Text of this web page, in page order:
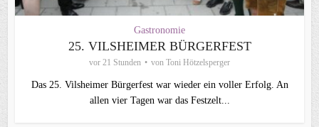
Gastronomie
25. VILSHEIMER BÜRGERFEST
vor 21 Stunden von Toni Hötzelsperger
Das 25. Vilsheimer Bürgerfest war wieder ein voller Erfolg. An
allen vier Tagen war das Festzelt...